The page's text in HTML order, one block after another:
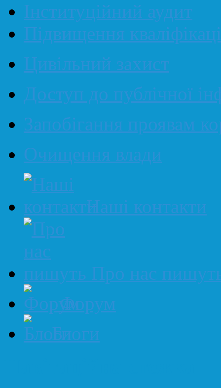
Інституційний аудит
Підвищення
Цивільний захист
Доступ до публічної
Запобігання проявам
Очищення влади
Наші контакти
Про нас
Форум
Блоги